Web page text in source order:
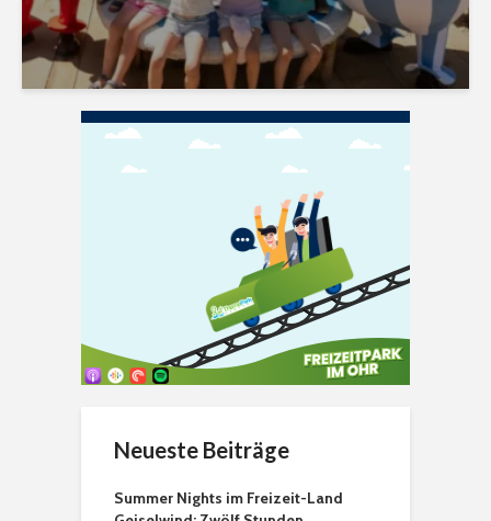
Neueste Beiträge
Summer Nights im Freizeit-Land